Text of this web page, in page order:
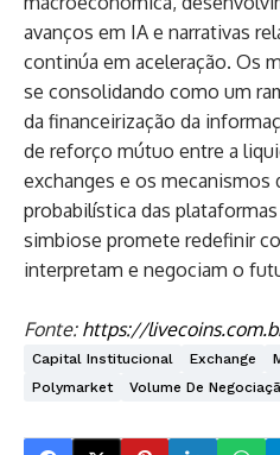
avanços em IA e narrativas
continúa em aceleração. Os
se consolidando como um
da financeirização da
de reforço mútuo entre a
exchanges e os mecanismos
probabilística das
simbiose promete redefinir
interpretam e negociam o
Fonte: https://
Capital Institucional Exchange
Polymarket
Volume De